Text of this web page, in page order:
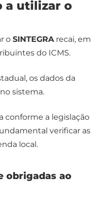
a utilizar o
o SINTEGRArecai, em
do ICMS.
os dados da
sistema.
conforme a legislação
verificar as
local.
obrigadas ao